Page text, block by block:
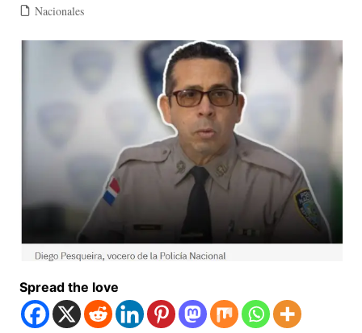
Nacionales
Spread the love